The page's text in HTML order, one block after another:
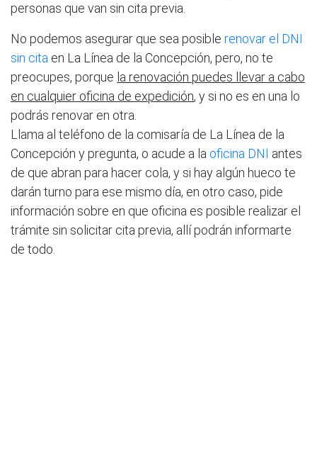
personas que van sin cita previa.
No podemos asegurar que sea posible renovar el DNI
sin cita en La Línea de la Concepción, pero, no te
preocupes, porque la renovación puedes llevar a cabo
en cualquier oficina de expedición, y si no es en una lo
podrás renovar en otra.
Llama al teléfono de la comisaría de La Línea de la
Concepción y pregunta, o acude a la oficina DNI antes
de que abran para hacer cola, y si hay algún hueco te
darán turno para ese mismo día, en otro caso, pide
información sobre en que oficina es posible realizar el
trámite sin solicitar cita previa, allí podrán informarte
de todo.